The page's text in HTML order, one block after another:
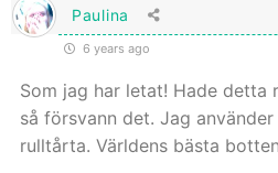
Paulina
6 years ago
Som jag har letat! Hade detta
så försvann det. Jag
rulltårta. Världens bästa